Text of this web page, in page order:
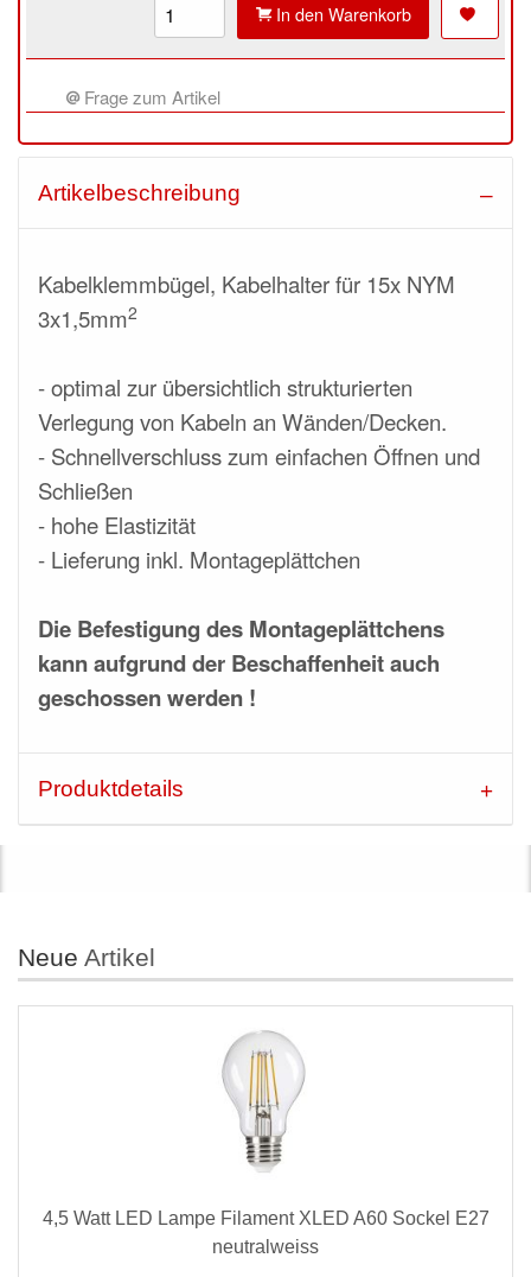
In den Warenkorb
Frage zum Artikel
Artikelbeschreibung
Kabelklemmbügel, Kabelhalter für 15x NYM
3x1,5mm2
- optimal zur übersichtlich strukturierten
Verlegung von Kabeln an Wänden/Decken.
- Schnellverschluss zum einfachen Öffnen und
Schließen
- hohe Elastizität
- Lieferung inkl. Montageplättchen
Die Befestigung des Montageplättchens
kann aufgrund der Beschaffenheit auch
geschossen werden !
Produktdetails
Neue Artikel
4,5 Watt LED Lampe Filament XLED A60 Sockel E27
neutralweiss